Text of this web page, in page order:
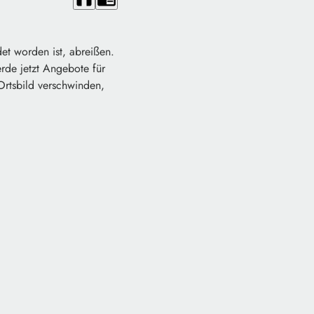
worden ist, abreißen.
jetzt Angebote für
verschwinden,